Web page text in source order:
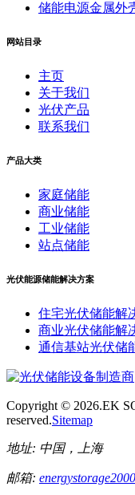
储能电源金属外
网站目录
主页
关于我们
光伏产品
联系我们
产品大类
家庭储能
商业储能
工业储能
站点储能
光伏能源储能解决方案
住宅光伏储能解
商业光伏储能解
通信基站光伏储
Copyright © 2026.EK
reserved.Sitemap
地址: 中国，上海
邮箱: